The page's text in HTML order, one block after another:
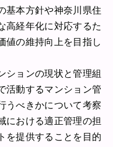
基本方針や神奈川県住
高経年化に対応するた
値の維持向上を目指し
ションの現状と管理組
活動するマンション管
うべきかについて考察
における適正管理の担
を提供することを目的